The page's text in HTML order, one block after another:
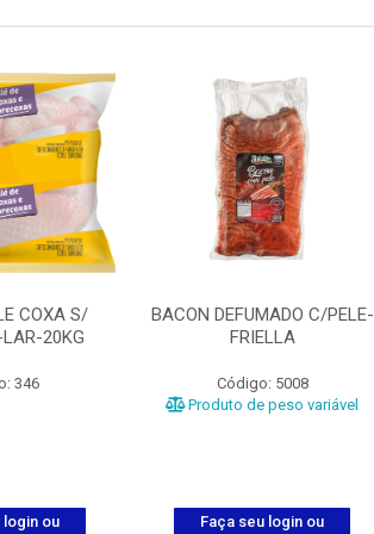
COXA S/
20KG
346
login ou
BACON DEFUMADO C/PELE-
FRIELLA
Código: 5008
Produto de peso variável
Faça seu login ou